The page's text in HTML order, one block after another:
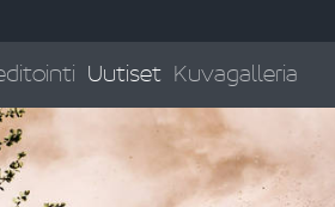
Uutiset Kuvagalleria